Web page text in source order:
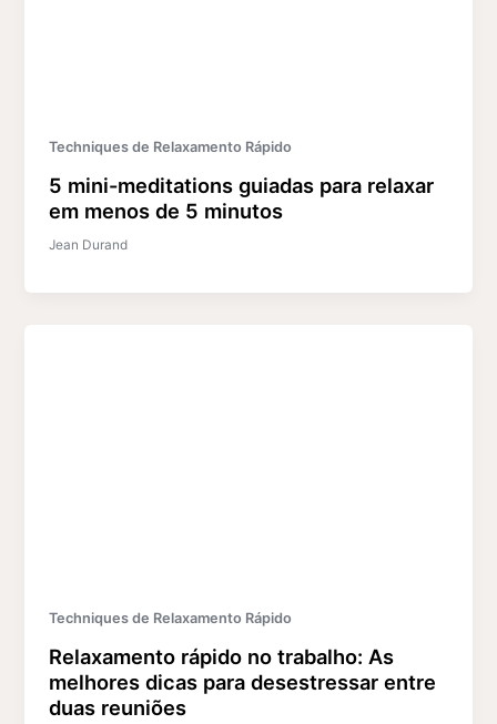
Techniques de Relaxamento Rápido
5 mini-meditations guiadas para relaxar
em menos de 5 minutos
Jean Durand
Techniques de Relaxamento Rápido
Relaxamento rápido no trabalho: As
melhores dicas para desestressar entre
duas reuniões